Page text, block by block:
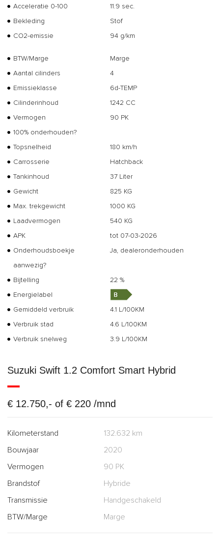
Acceleratie 0-100
11.9 sec.
Bekleding
Stof
CO2-emissie
94 g/km
BTW/Marge
Marge
Aantal cilinders
4
Emissieklasse
6d-TEMP
Cilinderinhoud
1242 CC
Vermogen
90 PK
100% onderhouden?
Topsnelheid
180 km/h
Carrosserie
Hatchback
Tankinhoud
37 Liter
Gewicht
825 KG
Max. trekgewicht
1000 KG
Laadvermogen
540 KG
APK
tot 07-03-2026
Onderhoudsboekje
aanwezig?
Ja, dealeronderhouden
Bijtelling
22 %
Energielabel
Gemiddeld verbruik
4.1 L/100KM
Verbruik stad
4.6 L/100KM
Verbruik snelweg
3.9 L/100KM
Suzuki Swift 1.2 Comfort Smart Hybrid
€ 12.750,- of € 220 /mnd
Kilometerstand
132.632 km
Bouwjaar
2020
Vermogen
90 PK
Brandstof
Hybride
Transmissie
Handgeschakeld
BTW/Marge
Marge